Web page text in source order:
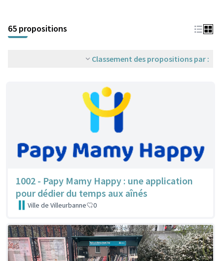
+
−
65 propositions
Classement des propositions par :
1002 - Papy Mamy Happy : une application
pour dédier du temps aux aînés
Ville de Villeurbanne 0